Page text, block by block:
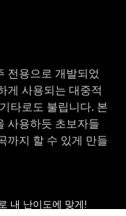
전용으로 개발되었
게 사용되는 대중적
타로도 불립니다. 본
사용하듯 초보자들
까지 할 수 있게 만들
내 난이도에 맞게!